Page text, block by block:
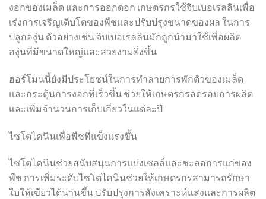
งอกของเมล็ด และการออกดอก เกษตรกรใช้จิบเบอเรลลินเพื่อ
เร่งการเจริญเติบโตของพืชและปรับปรุงขนาดของผล ในการ
ปลูกองุ่น ตัวอย่างเช่น จิบเบอเรลลินมักถูกนำมาใช้เพื่อผลิต
องุ่นที่มีขนาดใหญ่และสวยงามยิ่งขึ้น
ฮอร์โมนนี้ยังมีประโยชน์ในการทำลายการพักตัวของเมล็ด
และกระตุ้นการงอกที่เร็วขึ้น ช่วยให้เกษตรกรลดรอบการผลิต
และเพิ่มจำนวนการเก็บเกี่ยวในแต่ละปี
ไซโตไคนินเพื่อพืชที่แข็งแรงขึ้น
ไซโตไคนินช่วยสนับสนุนการแบ่งเซลล์และชะลอการแก่ของ
พืช การเพิ่มระดับไซโตไคนินช่วยให้เกษตรกรสามารถรักษา
ใบให้เขียวได้นานขึ้น ปรับปรุงการสังเคราะห์แสงและการผลิต